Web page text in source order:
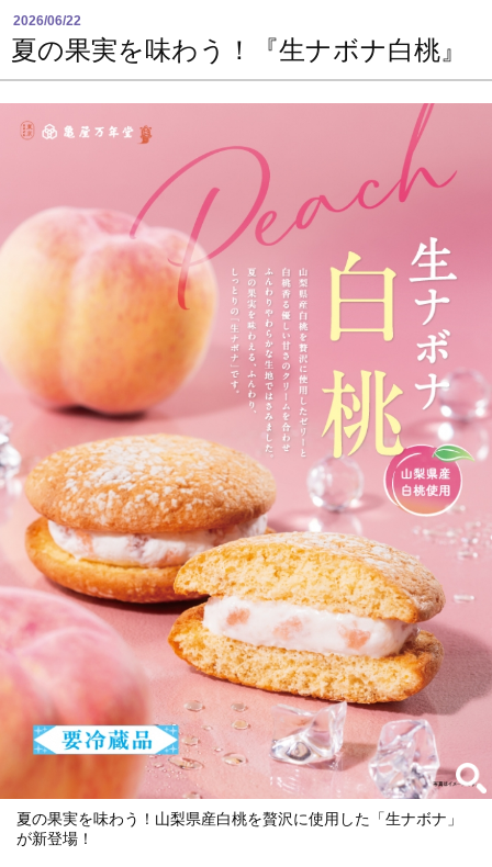
2026/06/22
夏の果実を味わう！『生ナボナ白桃』
夏の果実を味わう！山梨県産白桃を贅沢に使用した「生ナボナ」
が新登場！